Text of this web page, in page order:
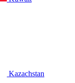
Kazachstan